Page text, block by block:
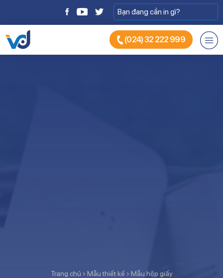
(024) 32 222 999
Trang chủ › Mẫu thiết kế › Mẫu hộp giấy